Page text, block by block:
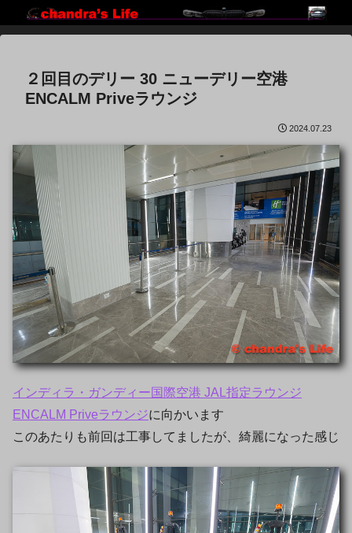
２回目のデリー 30 ニューデリー空港
ENCALM Priveラウンジ
2024.07.23
インディラ・ガンディー国際空港 JAL指定ラウンジ
ENCALM Priveラウンジに向かいます
このあたりも前回は工事してましたが、綺麗になった感じ